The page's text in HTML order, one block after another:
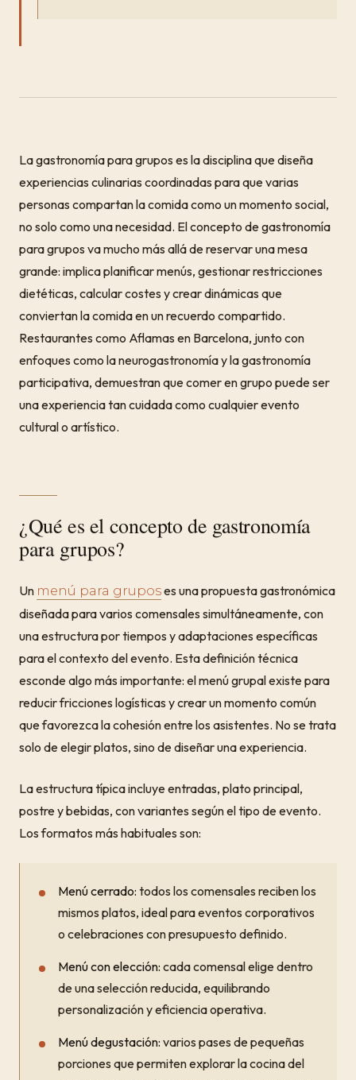
La gastronomía para grupos es la disciplina que diseña
experiencias culinarias coordinadas para que varias
personas compartan la comida como un momento social,
no solo como una necesidad. El concepto de gastronomía
para grupos va mucho más allá de reservar una mesa
grande: implica planificar menús, gestionar restricciones
dietéticas, calcular costes y crear dinámicas que
conviertan la comida en un recuerdo compartido.
Restaurantes como Aflamas en Barcelona, junto con
enfoques como la neurogastronomía y la gastronomía
participativa, demuestran que comer en grupo puede ser
una experiencia tan cuidada como cualquier evento
cultural o artístico.
¿Qué es el concepto de gastronomía
para grupos?
Un menú para gruposes una propuesta gastronómica
diseñada para varios comensales simultáneamente, con
una estructura por tiempos y adaptaciones específicas
para el contexto del evento. Esta definición técnica
esconde algo más importante: el menú grupal existe para
reducir fricciones logísticas y crear un momento común
que favorezca la cohesión entre los asistentes. No se trata
solo de elegir platos, sino de diseñar una experiencia.
La estructura típica incluye entradas, plato principal,
postre y bebidas, con variantes según el tipo de evento.
Los formatos más habituales son:
Menú cerrado: todos los comensales reciben los
mismos platos, ideal para eventos corporativos
o celebraciones con presupuesto definido.
Menú con elección: cada comensal elige dentro
de una selección reducida, equilibrando
personalización y eficiencia operativa.
Menú degustación: varios pases de pequeñas
porciones que permiten explorar la cocina del